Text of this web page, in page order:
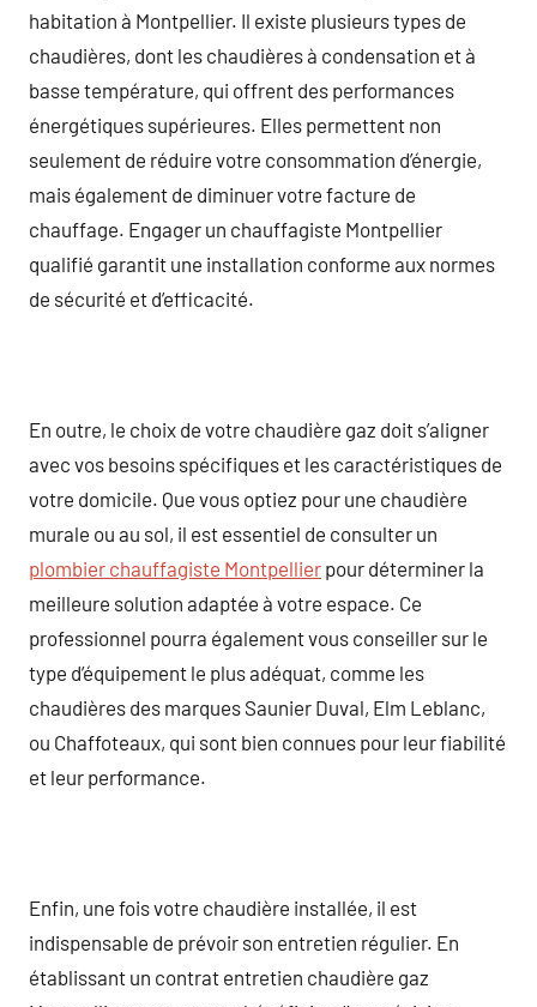
habitation à Montpellier. Il existe plusieurs types de
chaudières, dont les chaudières à condensation et à
basse température, qui offrent des performances
énergétiques supérieures. Elles permettent non
seulement de réduire votre consommation d’énergie,
mais également de diminuer votre facture de
chauffage. Engager un chauffagiste Montpellier
qualifié garantit une installation conforme aux normes
de sécurité et d’efficacité.
En outre, le choix de votre chaudière gaz doit s’aligner
avec vos besoins spécifiques et les caractéristiques de
votre domicile. Que vous optiez pour une chaudière
murale ou au sol, il est essentiel de consulter un
plombier chauffagiste Montpellier pour déterminer la
meilleure solution adaptée à votre espace. Ce
professionnel pourra également vous conseiller sur le
type d’équipement le plus adéquat, comme les
chaudières des marques Saunier Duval, Elm Leblanc,
ou Chaffoteaux, qui sont bien connues pour leur fiabilité
et leur performance.
Enfin, une fois votre chaudière installée, il est
indispensable de prévoir son entretien régulier. En
établissant un contrat entretien chaudière gaz